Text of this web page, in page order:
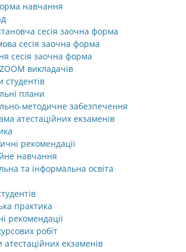
навчання
сесія заочна форма
сесія заочна форма
сесія заочна форма
викладачів
студентів
плани
методичне забезпечення
атестаційних екзаменів
рекомендації
навчання
та інформальна освіта
практика
рекомендації
робіт
екзаменів